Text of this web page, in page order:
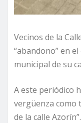
Vecinos de la
“abandono” en
municipal de su
A este periódico
vergüenza como
de la calle Azorín”.